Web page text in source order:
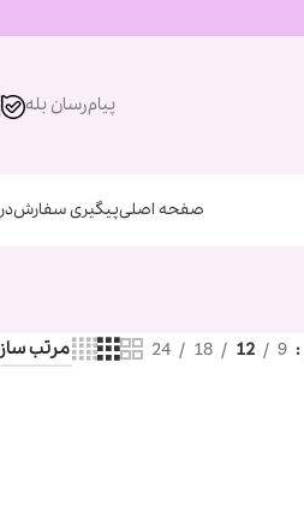
پیام‌رسان‌ بله
صفحه اصلیپیگیری سفارش
9
12
18
24